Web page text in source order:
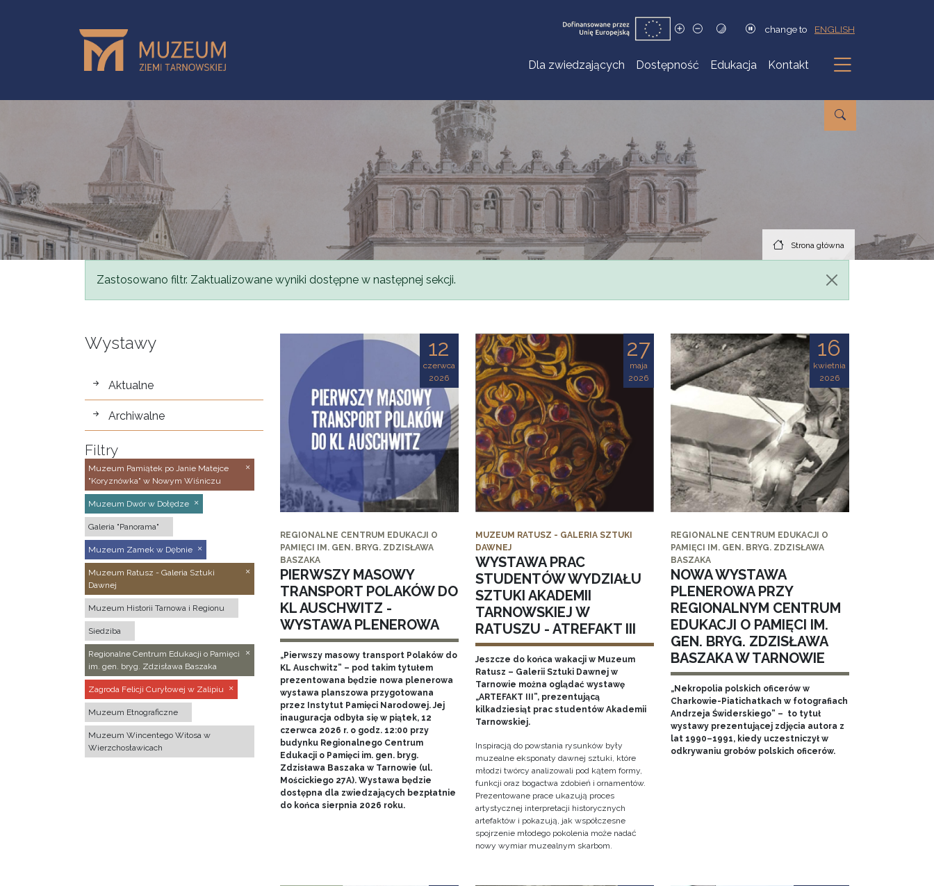
change to ENGLISH
Dla zwiedzających Dostępność Edukacja Kontakt
Podmenu
Strona główna
Komunikat
Zastosowano filtr. Zaktualizowane wyniki dostępne w następnej sekcji.
Wystawy
wystawy
Aktualne
Archiwalne
Filtry
Muzeum Pamiątek po Janie Matejce
"Koryznówka" w Nowym Wiśniczu
Muzeum Dwór w Dołędze
Galeria "Panorama"
Muzeum Zamek w Dębnie
Muzeum Ratusz - Galeria Sztuki
Dawnej
Muzeum Historii Tarnowa i Regionu
Siedziba
Regionalne Centrum Edukacji o Pamięci
im. gen. bryg. Zdzisława Baszaka
Zagroda Felicji Curyłowej w Zalipiu
Muzeum Etnograficzne
Muzeum Wincentego Witosa w
Wierzchosławicach
12
czerwca
2026
REGIONALNE CENTRUM EDUKACJI O
PAMIĘCI IM. GEN. BRYG. ZDZISŁAWA
BASZAKA
PIERWSZY MASOWY
TRANSPORT POLAKÓW DO
KL AUSCHWITZ -
WYSTAWA PLENEROWA
„Pierwszy masowy transport Polaków do
KL Auschwitz” – pod takim tytułem
prezentowana będzie nowa plenerowa
wystawa planszowa przygotowana
przez Instytut Pamięci Narodowej. Jej
inauguracja odbyła się w piątek, 12
czerwca 2026 r. o godz. 12:00 przy
budynku Regionalnego Centrum
Edukacji o Pamięci im. gen. bryg.
Zdzisława Baszaka w Tarnowie (ul.
Mościckiego 27A). Wystawa będzie
dostępna dla zwiedzających bezpłatnie
do końca sierpnia 2026 roku.
27
maja
2026
MUZEUM RATUSZ - GALERIA SZTUKI
DAWNEJ
WYSTAWA PRAC
STUDENTÓW WYDZIAŁU
SZTUKI AKADEMII
TARNOWSKIEJ W
RATUSZU - ATREFAKT III
Jeszcze do końca wakacji w Muzeum
Ratusz – Galerii Sztuki Dawnej w
Tarnowie można oglądać wystawę
„ARTEFAKT III”, prezentującą
kilkadziesiąt prac studentów Akademii
Tarnowskiej.
Inspiracją do powstania rysunków były
muzealne eksponaty dawnej sztuki, które
młodzi twórcy analizowali pod kątem formy,
funkcji oraz bogactwa zdobień i ornamentów.
Prezentowane prace ukazują proces
artystycznej interpretacji historycznych
artefaktów i pokazują, jak współczesne
spojrzenie młodego pokolenia może nadać
nowy wymiar muzealnym skarbom.
16
kwietnia
2026
REGIONALNE CENTRUM EDUKACJI O
PAMIĘCI IM. GEN. BRYG. ZDZISŁAWA
BASZAKA
NOWA WYSTAWA
PLENEROWA PRZY
REGIONALNYM CENTRUM
EDUKACJI O PAMIĘCI IM.
GEN. BRYG. ZDZISŁAWA
BASZAKA W TARNOWIE
„Nekropolia polskich oficerów w
Charkowie-Piatichatkach w fotografiach
Andrzeja Świderskiego” – to tytuł
wystawy prezentującej zdjęcia autora z
lat 1990–1991, kiedy uczestniczył w
odkrywaniu grobów polskich oficerów.